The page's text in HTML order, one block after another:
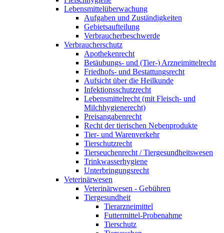
Lebensmittelüberwachung
Aufgaben und Zuständigkeiten
Gebietsaufteilung
Verbraucherbeschwerde
Verbraucherschutz
Apothekenrecht
Betäubungs- und (Tier-) Arzneimittelrecht
Friedhofs- und Bestattungsrecht
Aufsicht über die Heilkunde
Infektionsschutzrecht
Lebensmittelrecht (mit Fleisch- und
Milchhygienerecht)
Preisangabenrecht
Recht der tierischen Nebenprodukte
Tier- und Warenverkehr
Tierschutzrecht
Tierseuchenrecht / Tiergesundheitswesen
Trinkwasserhygiene
Unterbringungsrecht
Veterinärwesen
Veterinärwesen - Gebühren
Tiergesundheit
Tierarzneimittel
Futtermittel-Probenahme
Tierschutz